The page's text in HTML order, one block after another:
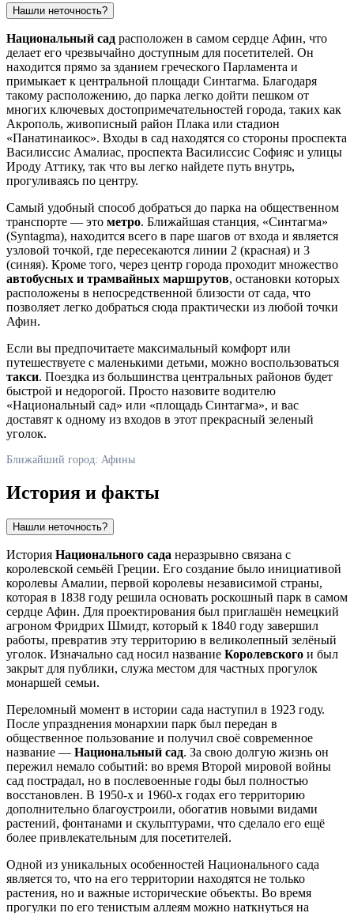
Нашли неточность?
Национальный сад расположен в самом сердце Афин, что
делает его чрезвычайно доступным для посетителей. Он
находится прямо за зданием греческого Парламента и
примыкает к центральной площади Синтагма. Благодаря
такому расположению, до парка легко дойти пешком от
многих ключевых достопримечательностей города, таких как
Акрополь, живописный район Плака или стадион
«Панатинаикос». Входы в сад находятся со стороны проспекта
Василиссис Амалиас, проспекта Василиссис Софияс и улицы
Ироду Аттику, так что вы легко найдете путь внутрь,
прогуливаясь по центру.
Самый удобный способ добраться до парка на общественном
транспорте — это метро. Ближайшая станция, «Синтагма»
(Syntagma), находится всего в паре шагов от входа и является
узловой точкой, где пересекаются линии 2 (красная) и 3
(синяя). Кроме того, через центр города проходит множество
автобусных и трамвайных маршрутов, остановки которых
расположены в непосредственной близости от сада, что
позволяет легко добраться сюда практически из любой точки
Афин.
Если вы предпочитаете максимальный комфорт или
путешествуете с маленькими детьми, можно воспользоваться
такси. Поездка из большинства центральных районов будет
быстрой и недорогой. Просто назовите водителю
«Национальный сад» или «площадь Синтагма», и вас
доставят к одному из входов в этот прекрасный зеленый
уголок.
Ближайший город: Афины
История и факты
Нашли неточность?
История Национального сада неразрывно связана с
королевской семьёй Греции. Его создание было инициативой
королевы Амалии, первой королевы независимой страны,
которая в 1838 году решила основать роскошный парк в самом
сердце Афин. Для проектирования был приглашён немецкий
агроном Фридрих Шмидт, который к 1840 году завершил
работы, превратив эту территорию в великолепный зелёный
уголок. Изначально сад носил название Королевского и был
закрыт для публики, служа местом для частных прогулок
монаршей семьи.
Переломный момент в истории сада наступил в 1923 году.
После упразднения монархии парк был передан в
общественное пользование и получил своё современное
название — Национальный сад. За свою долгую жизнь он
пережил немало событий: во время Второй мировой войны
сад пострадал, но в послевоенные годы был полностью
восстановлен. В 1950-х и 1960-х годах его территорию
дополнительно благоустроили, обогатив новыми видами
растений, фонтанами и скульптурами, что сделало его ещё
более привлекательным для посетителей.
Одной из уникальных особенностей Национального сада
является то, что на его территории находятся не только
растения, но и важные исторические объекты. Во время
прогулки по его тенистым аллеям можно наткнуться на